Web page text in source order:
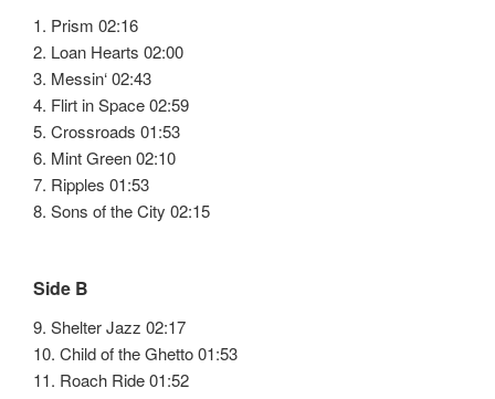
1. Prism 02:16
2. Loan Hearts 02:00
3. Messin‘ 02:43
4. Flirt in Space 02:59
5. Crossroads 01:53
6. Mint Green 02:10
7. Ripples 01:53
8. Sons of the City 02:15
Side B
9. Shelter Jazz 02:17
10. Child of the Ghetto 01:53
11. Roach Ride 01:52